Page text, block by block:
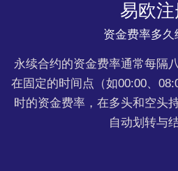
易欧注
资金费率多久
永续合约的资金费率通常每隔
在固定的时间点（如00:00、
时的资金费率，在多头和空头
自动划转与结